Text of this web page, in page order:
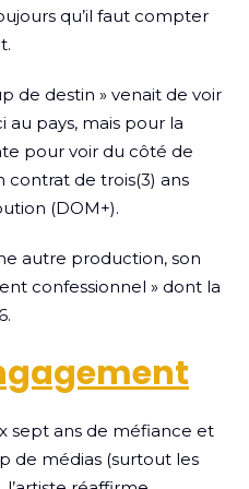
qu’il faut compter
de destin » venait de voir
au pays, mais pour la
pour voir du côté de
contrat de trois(3) ans
(DOM+).
autre production, son
confessionnel » dont la
sept ans de méfiance et
de médias (surtout les